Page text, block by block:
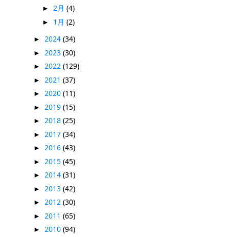
► 2月 (4)
► 1月 (2)
► 2024 (34)
► 2023 (30)
► 2022 (129)
► 2021 (37)
► 2020 (11)
► 2019 (15)
► 2018 (25)
► 2017 (34)
► 2016 (43)
► 2015 (45)
► 2014 (31)
► 2013 (42)
► 2012 (30)
► 2011 (65)
► 2010 (94)